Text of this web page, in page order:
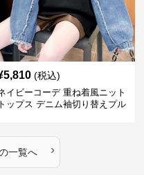
5,810 (税込)
イビーコーデ 重ね着風ニット
トップス デニム袖切り替えプル
一覧へ ›